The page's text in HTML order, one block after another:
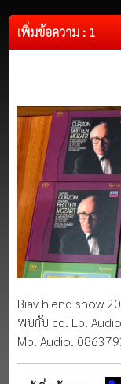
เพิ่มข้อความ : 1
Biav hiend show
พบกับ cd. Lp.
Mp. Audio.